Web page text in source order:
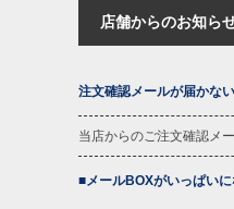
店舗からのお知ら
注文確認メールが届かな
当店からのご注文確認メ
■メールBOXがいっぱいに